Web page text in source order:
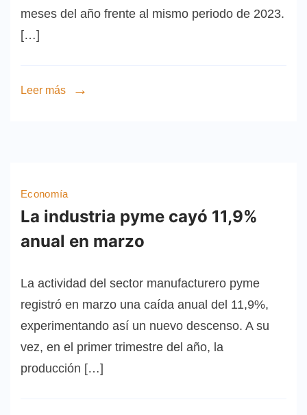
meses del año frente al mismo periodo de 2023.
[…]
Leer más
Economía
La industria pyme cayó 11,9%
anual en marzo
La actividad del sector manufacturero pyme
registró en marzo una caída anual del 11,9%,
experimentando así un nuevo descenso. A su
vez, en el primer trimestre del año, la
producción […]